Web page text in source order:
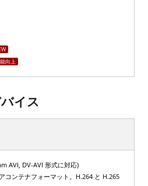
向上
イス
AVI, DV-AVI 形式に対応)
コンテナフォーマット。H.264 と H.265